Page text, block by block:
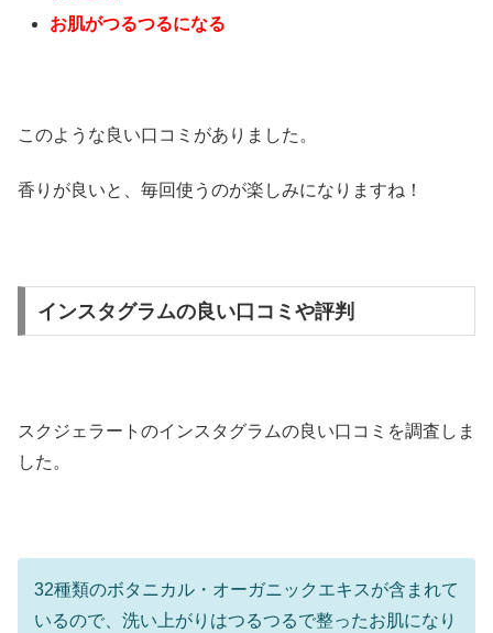
お肌がつるつるになる
このような良い口コミがありました。
香りが良いと、毎回使うのが楽しみになりますね！
インスタグラムの良い口コミや評判
スクジェラートのインスタグラムの良い口コミを調査しま
した。
32種類のボタニカル・オーガニックエキスが含まれて
いるので、洗い上がりはつるつるで整ったお肌になり